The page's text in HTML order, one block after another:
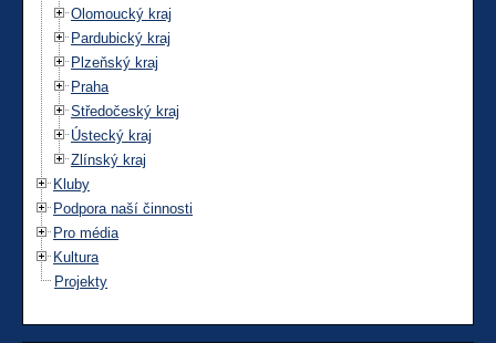
Olomoucký kraj
Pardubický kraj
Plzeňský kraj
Praha
Středočeský kraj
Ústecký kraj
Zlínský kraj
Kluby
Podpora naší činnosti
Pro média
Kultura
Projekty